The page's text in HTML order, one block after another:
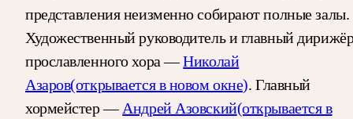
представления неизменно собирают полные залы.
Художественный руководитель и главный
прославленного хора —Николай
Азаров(открывается в новом окне). Главный
хормейстер — Андрей Азовский(открывается в